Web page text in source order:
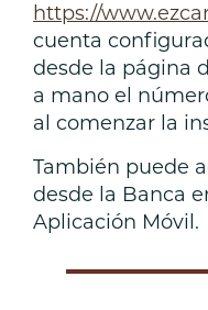
https://
cuenta
desde la página
a mano el
al comenzar la
También puede
desde la Banca
Aplicación Móvil.